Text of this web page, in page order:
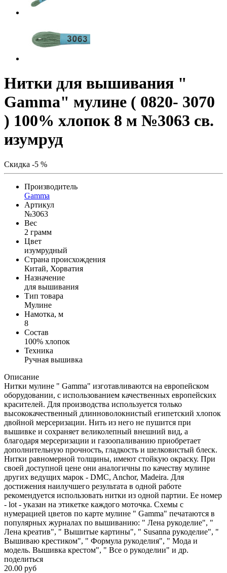
Нитки для вышивания "
Gamma" мулине ( 0820- 3070
) 100% хлопок 8 м №3063 св.
изумруд
Скидка -5 %
Производитель
Gamma
Артикул
№3063
Вес
2 грамм
Цвет
изумрудный
Страна происхождения
Китай, Хорватия
Назначение
для вышивания
Тип товара
Мулине
Намотка, м
8
Состав
100% хлопок
Техника
Ручная вышивка
Описание
Нитки мулине " Gamma" изготавливаются на европейском
оборудовании, с использованием качественных европейских
красителей. Для производства используется только
высококачественный длинноволокнистый египетский хлопок
двойной мерсеризации. Нить из него не пушится при
вышивке и сохраняет великолепный внешний вид, а
благодаря мерсеризации и газоопаливанию приобретает
дополнительную прочность, гладкость и шелковистый блеск.
Нитки равномерной толщины, имеют стойкую окраску. При
своей доступной цене они аналогичны по качеству мулине
других ведущих марок - DMC, Anchor, Madeira. Для
достижения наилучшего результата в одной работе
рекомендуется использовать нитки из одной партии. Ее номер
- lot - указан на этикетке каждого моточка. Схемы с
нумерацией цветов по карте мулине " Gamma" печатаются в
популярных журналах по вышиванию: " Лена рукоделие", "
Лена креатив", " Вышитые картины", " Susanna рукоделие", "
Вышиваю крестиком", " Формула рукоделия", " Мода и
модель. Вышивка крестом", " Все о рукоделии" и др.
поделиться
20.00 руб